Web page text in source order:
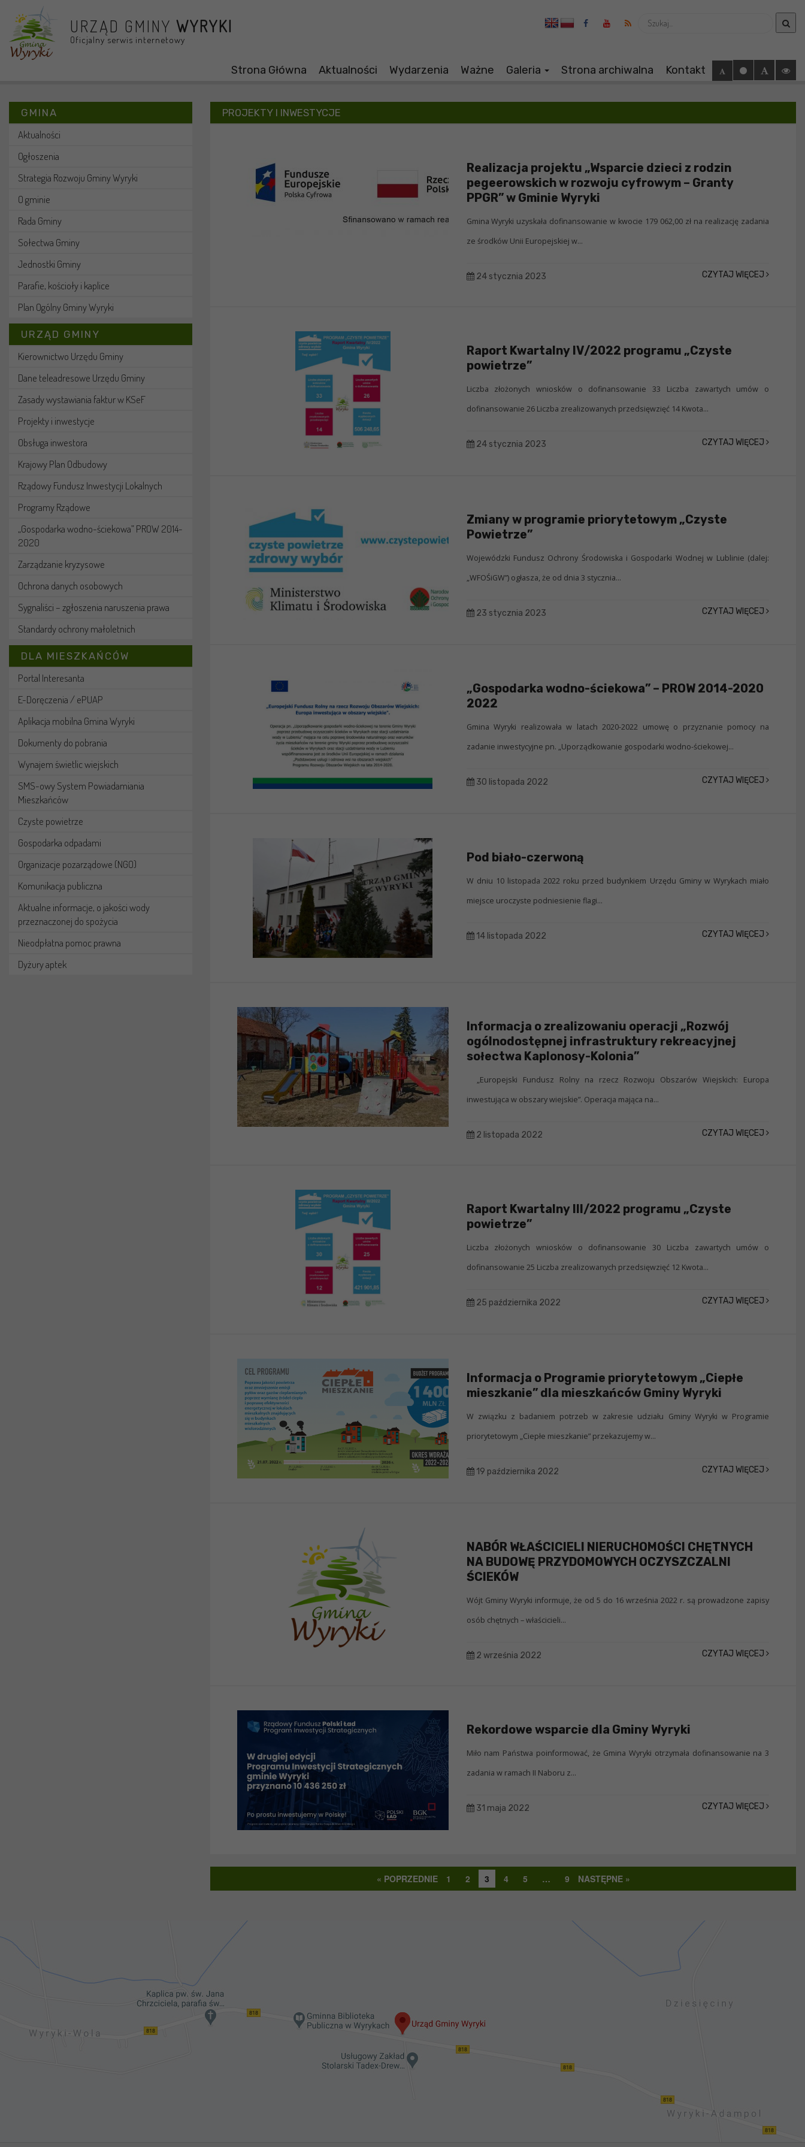
URZĄD GMINY WYRYKI
Oficjalny serwis internetowy
Wyszukaj
Strona Główna Aktualności Wydarzenia Ważne Galeria Strona archiwalna Kontakt
GMINA
Aktualności
Ogłoszenia
Strategia Rozwoju Gminy Wyryki
O gminie
Rada Gminy
Sołectwa Gminy
Jednostki Gminy
Parafie, kościoły i kaplice
Plan Ogólny Gminy Wyryki
URZĄD GMINY
Kierownictwo Urzędu Gminy
Dane teleadresowe Urzędu Gminy
Zasady wystawiania faktur w KSeF
Projekty i inwestycje
Obsługa inwestora
Krajowy Plan Odbudowy
Rządowy Fundusz Inwestycji Lokalnych
Programy Rządowe
„Gospodarka wodno-ściekowa” PROW 2014-
2020
Zarządzanie kryzysowe
Ochrona danych osobowych
Sygnaliści – zgłoszenia naruszenia prawa
Standardy ochrony małoletnich
DLA MIESZKAŃCÓW
Portal Interesanta
E-Doręczenia / ePUAP
Aplikacja mobilna Gmina Wyryki
Dokumenty do pobrania
Wynajem świetlic wiejskich
SMS-owy System Powiadamiania
Mieszkańców
Czyste powietrze
Gospodarka odpadami
Organizacje pozarządowe (NGO)
Komunikacja publiczna
Aktualne informacje, o jakości wody
przeznaczonej do spożycia
Nieodpłatna pomoc prawna
Dyżury aptek
PROJEKTY I INWESTYCJE
Realizacja projektu „Wsparcie dzieci z rodzin
pegeerowskich w rozwoju cyfrowym – Granty
PPGR” w Gminie Wyryki
Gmina Wyryki uzyskała dofinansowanie w kwocie 179 062,00 zł na realizację zadania
ze środków Unii Europejskiej w...
24 stycznia 2023 CZYTAJ WIĘCEJ
Raport Kwartalny IV/2022 programu „Czyste
powietrze”
Liczba złożonych wniosków o dofinansowanie 33 Liczba zawartych umów o
dofinansowanie 26 Liczba zrealizowanych przedsięwzięć 14 Kwota...
24 stycznia 2023 CZYTAJ WIĘCEJ
Zmiany w programie priorytetowym „Czyste
Powietrze”
Wojewódzki Fundusz Ochrony Środowiska i Gospodarki Wodnej w Lublinie (dalej:
„WFOŚiGW”) ogłasza, że od dnia 3 stycznia...
23 stycznia 2023 CZYTAJ WIĘCEJ
„Gospodarka wodno-ściekowa” – PROW 2014-2020
2022
Gmina Wyryki realizowała w latach 2020-2022 umowę o przyznanie pomocy na
zadanie inwestycyjne pn. „Uporządkowanie gospodarki wodno-ściekowej...
30 listopada 2022 CZYTAJ WIĘCEJ
Pod biało-czerwoną
W dniu 10 listopada 2022 roku przed budynkiem Urzędu Gminy w Wyrykach miało
miejsce uroczyste podniesienie flagi...
14 listopada 2022 CZYTAJ WIĘCEJ
Informacja o zrealizowaniu operacji „Rozwój
ogólnodostępnej infrastruktury rekreacyjnej
sołectwa Kaplonosy-Kolonia”
„Europejski Fundusz Rolny na rzecz Rozwoju Obszarów Wiejskich: Europa
inwestująca w obszary wiejskie”. Operacja mająca na...
2 listopada 2022 CZYTAJ WIĘCEJ
Raport Kwartalny III/2022 programu „Czyste
powietrze”
Liczba złożonych wniosków o dofinansowanie 30 Liczba zawartych umów o
dofinansowanie 25 Liczba zrealizowanych przedsięwzięć 12 Kwota...
25 października 2022 CZYTAJ WIĘCEJ
Informacja o Programie priorytetowym „Ciepłe
mieszkanie” dla mieszkańców Gminy Wyryki
W związku z badaniem potrzeb w zakresie udziału Gminy Wyryki w Programie
priorytetowym „Ciepłe mieszkanie” przekazujemy w...
19 października 2022 CZYTAJ WIĘCEJ
NABÓR WŁAŚCICIELI NIERUCHOMOŚCI CHĘTNYCH
NA BUDOWĘ PRZYDOMOWYCH OCZYSZCZALNI
ŚCIEKÓW
Wójt Gminy Wyryki informuje, że od 5 do 16 września 2022 r. są prowadzone zapisy
osób chętnych – właścicieli...
2 września 2022 CZYTAJ WIĘCEJ
Rekordowe wsparcie dla Gminy Wyryki
Miło nam Państwa poinformować, że Gmina Wyryki otrzymała dofinansowanie na 3
zadania w ramach II Naboru z...
31 maja 2022 CZYTAJ WIĘCEJ
« POPRZEDNIE 1 2 3 4 5 … 9 NASTĘPNE »